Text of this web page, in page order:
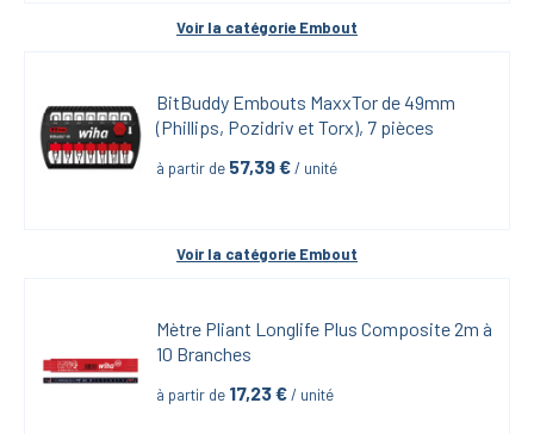
Voir la catégorie Embout
BitBuddy Embouts MaxxTor de 49mm
(Phillips, Pozidriv et Torx), 7 pièces
à partir de 57,39 € / unité
Voir la catégorie Embout
Mètre Pliant Longlife Plus Composite 2m à
10 Branches
à partir de 17,23 € / unité